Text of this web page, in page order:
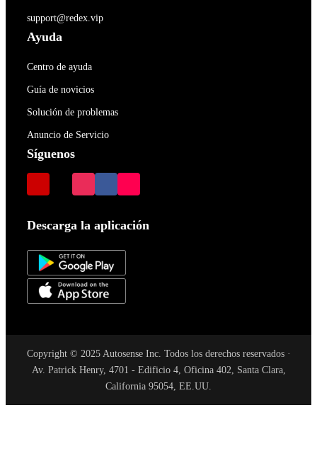
support@redex.vip
Ayuda
Centro de ayuda
Guía de novicios
Solución de problemas
Anuncio de Servicio
Síguenos
Descarga la aplicación
Copyright © 2025 Autosense Inc. Todos los derechos reservados ·
Av. Patrick Henry, 4701 - Edificio 4, Oficina 402, Santa Clara,
California 95054, EE.UU.